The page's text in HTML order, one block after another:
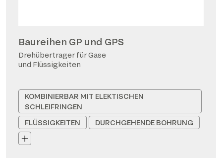
Baureihen GP und GPS
Drehübertrager für Gase
und Flüssigkeiten
KOMBINIERBAR MIT ELEKTISCHEN
SCHLEIFRINGEN
FLÜSSIGKEITEN
DURCHGEHENDE BOHRUNG